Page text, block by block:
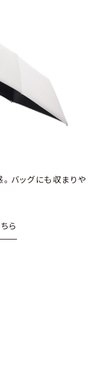
バッグにも収まりや
ら